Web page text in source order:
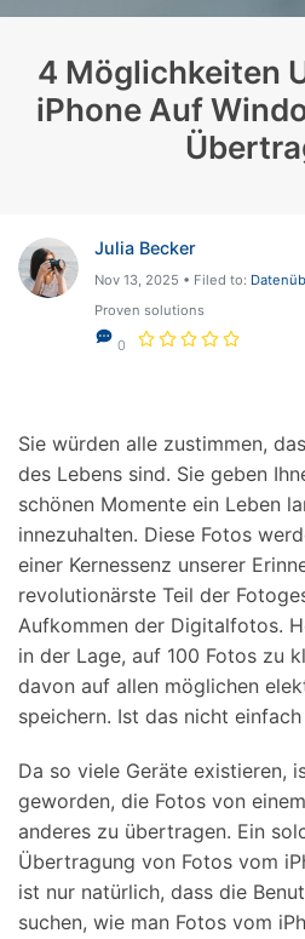
4 Möglichkeiten
iPhone Auf
Julia Becker
Nov 13, 2025 • Filed to:
Proven solutions
0
Sie würden alle zustimmen,
des Lebens sind. Sie geben
schönen Momente ein Leben
innezuhalten. Diese Fotos
einer Kernessenz unserer
revolutionärste Teil der
Aufkommen der Digitalfotos.
in der Lage, auf 100 Fotos zu
davon auf allen möglichen
speichern. Ist das nicht
Da so viele Geräte existieren,
geworden, die Fotos von
anderes zu übertragen. Ein
Übertragung von Fotos vom
ist nur natürlich, dass die
suchen, wie man Fotos vom